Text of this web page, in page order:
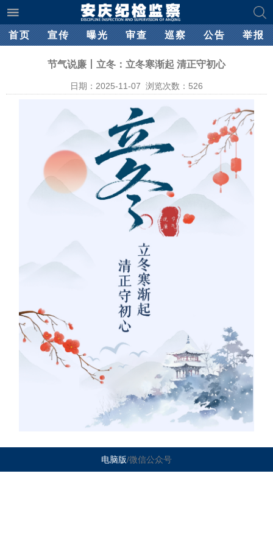
首页 宣传 曝光 审查 巡察 公告 举报
节气说廉丨立冬：立冬寒渐起 清正守初心
日期：2025-11-07 浏览次数： 526
电脑版/微信公众号